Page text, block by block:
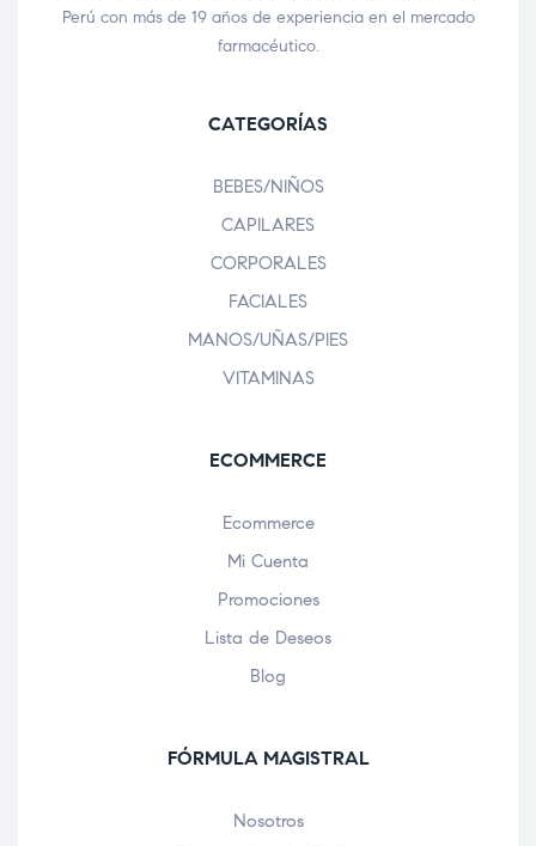
Perú con más de 19 años de experiencia en el mercado
farmacéutico.
CATEGORÍAS
BEBES/NIÑOS
CAPILARES
CORPORALES
FACIALES
MANOS/UÑAS/PIES
VITAMINAS
ECOMMERCE
Ecommerce
Mi Cuenta
Promociones
Lista de Deseos
Blog
FÓRMULA MAGISTRAL
Nosotros